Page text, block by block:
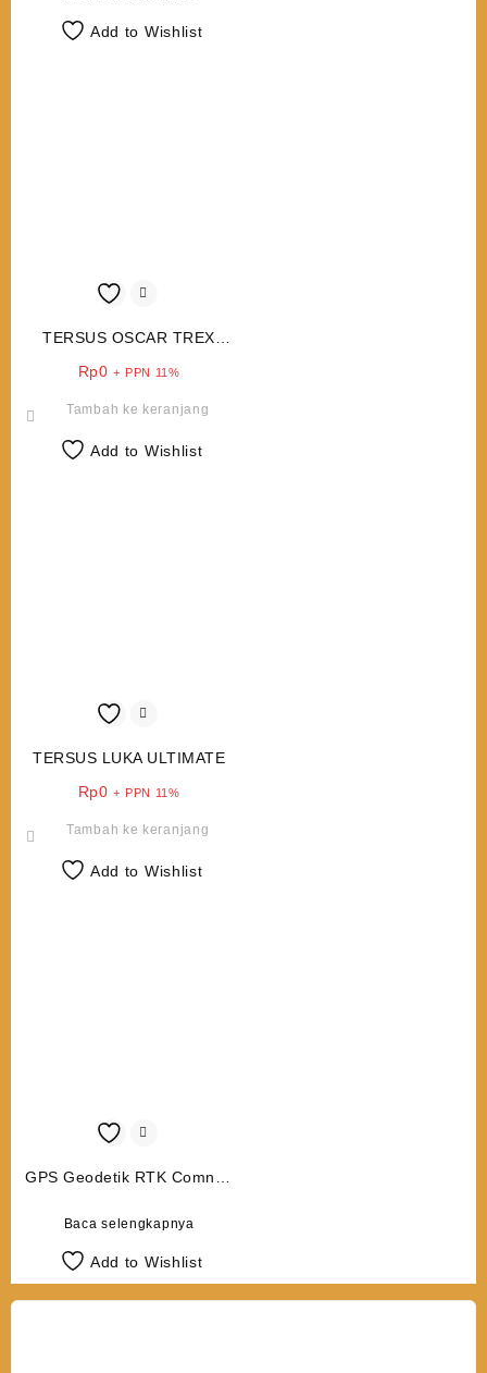
Add to Wishlist
TERSUS OSCAR TREX
Rp0 + PPN 11%
Tambah ke keranjang
Add to Wishlist
TERSUS LUKA ULTIMATE
Rp0 + PPN 11%
Tambah ke keranjang
Add to Wishlist
GPS Geodetik RTK Comnav
Baca selengkapnya
Add to Wishlist